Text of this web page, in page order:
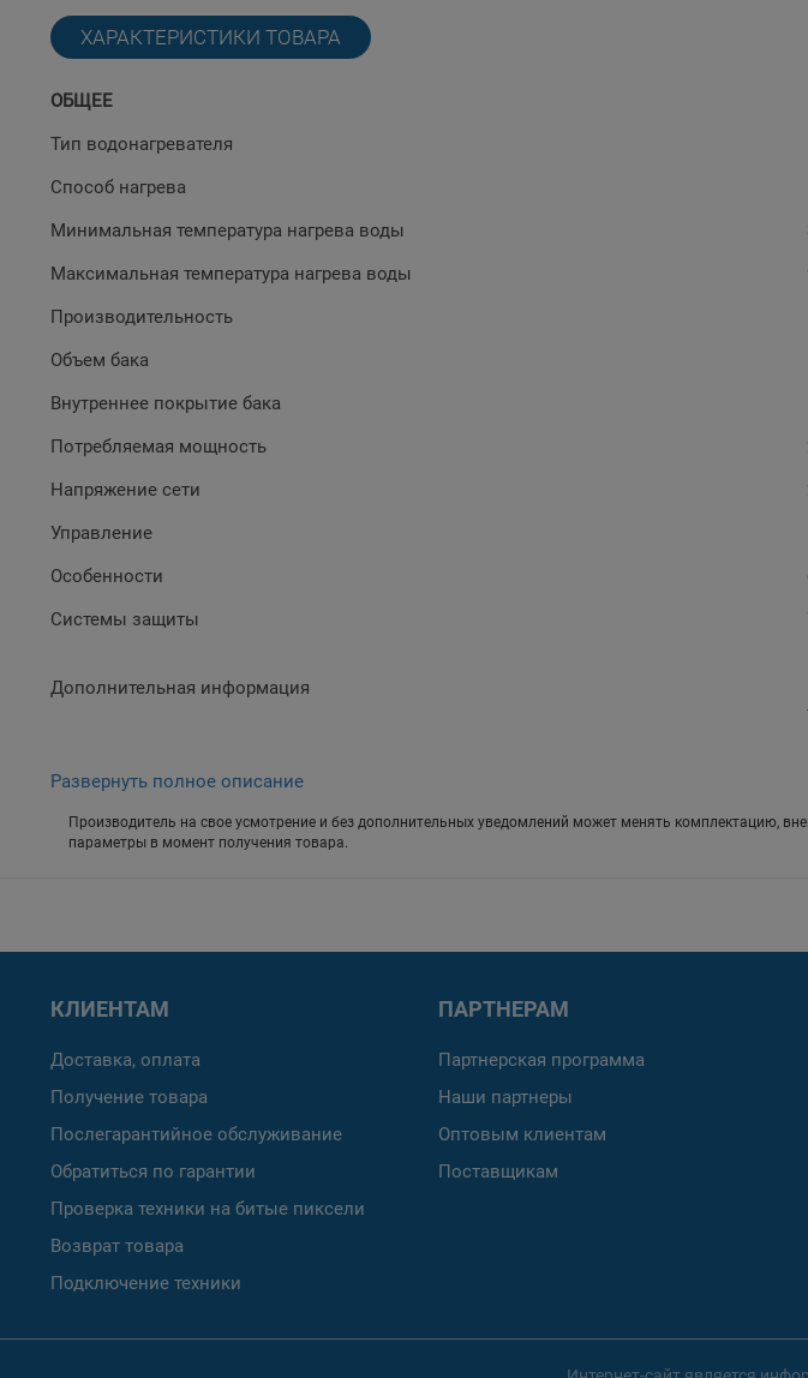
ХАРАКТЕРИСТИКИ ТОВАРА
ОБЩЕЕ
Тип водонагревателя
Способ нагрева
Минимальная температура нагрева воды
Максимальная температура нагрева воды
Производительность
Объем бака
Внутреннее покрытие бака
Потребляемая мощность
Напряжение сети
Управление
Особенности
Системы защиты
Дополнительная информация
Развернуть полное описание
Производитель на свое усмотрение и без дополнительных уведомлений может менять комплектацию,
параметры в момент получения товара.
КЛИЕНТАМ
Доставка, оплата
Получение товара
Послегарантийное обслуживание
Обратиться по гарантии
Проверка техники на битые пиксели
Возврат товара
Подключение техники
ПАРТНЕРАМ
Партнерская программа
Наши партнеры
Оптовым клиентам
Поставщикам